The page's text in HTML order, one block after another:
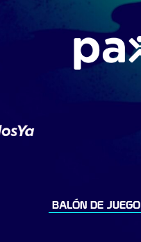
BALÓN DE JUEGO